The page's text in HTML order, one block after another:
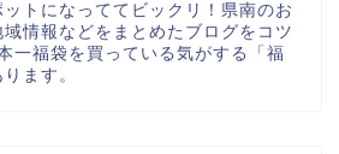
トになっててビックリ！県南のお
情報などをまとめたブログをコツ
一福袋を買っている気がする「福
ます。